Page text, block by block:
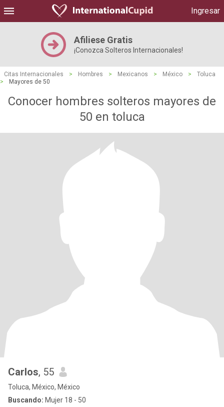
Ingresar
Afiliese Gratis
¡Conozca Solteros Internacionales!
Citas Internacionales > Hombres > Mexicanos > México >
Toluca
>
Mayores de 50
Conocer hombres solteros mayores de
50 en toluca
Carlos, 55
Toluca, México, México
Buscando: Mujer 18 - 50